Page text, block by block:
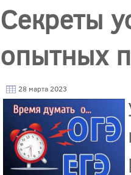
Секреты
опытных
28 марта 2023